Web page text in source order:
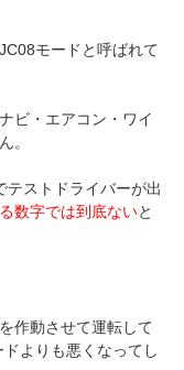
モードと呼ばれて
ビ・エアコン・ワイ
。
テストドライバーが出
数字では到底ないと
作動させて運転して
よりも悪くなってし